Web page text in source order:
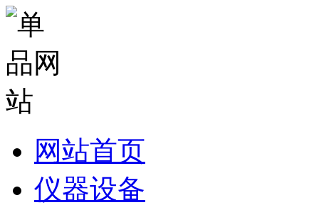
网站首页
仪器设备